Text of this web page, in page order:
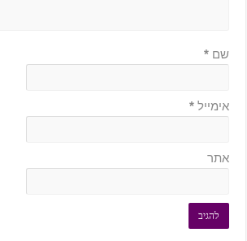
שם *
אימייל *
אתר